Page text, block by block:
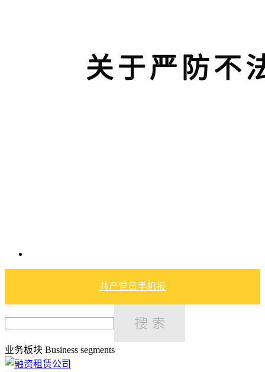
共产党员手机报
业务板块 Business segments